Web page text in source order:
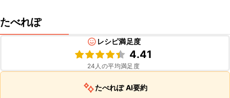
たべれぽ
レシピ満足度
4.41
24 人の平均満足度
たべれぽ AI要約